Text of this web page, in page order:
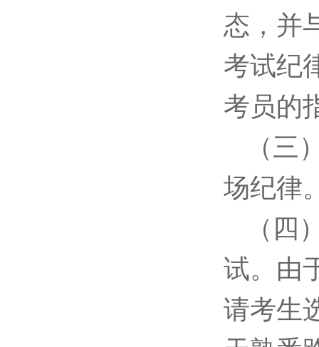
态，并
考试纪
考员的
（三
场纪律
（四
试。由
请考生